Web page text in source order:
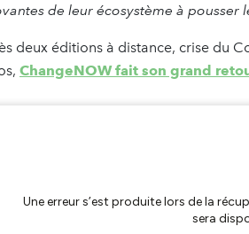
de leur écosystème à pousser
deux éditions à distance, crise du
ChangeNOW fait son grand